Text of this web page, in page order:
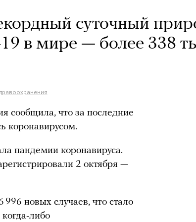
суточный
в мире — более 338
сообщила, что за последние
коронавирусом.
пандемии коронавируса.
2 октября —
новых случаев, что стало
либо